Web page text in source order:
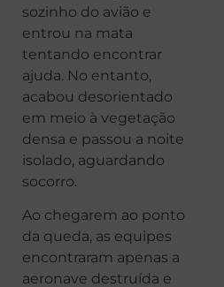
sozinho do avião e
entrou na mata
tentando encontrar
ajuda. No entanto,
acabou desorientado
em meio à vegetação
densa e passou a noite
isolado, aguardando
socorro.
Ao chegarem ao ponto
da queda, as equipes
encontraram apenas a
aeronave destruída e